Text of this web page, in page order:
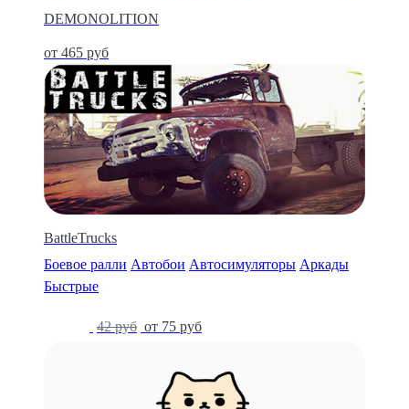
DEMONOLITION
от 465 руб
BattleTrucks
Боевое ралли Автобои Автосимуляторы Аркады
Быстрые
42 руб от 75 руб